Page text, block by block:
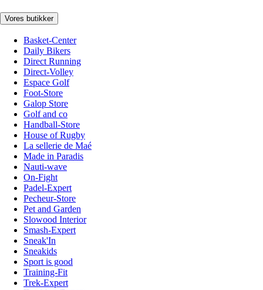
Vores butikker
Basket-Center
Daily Bikers
Direct Running
Direct-Volley
Espace Golf
Foot-Store
Galop Store
Golf and co
Handball-Store
House of Rugby
La sellerie de Maé
Made in Paradis
Nauti-wave
On-Fight
Padel-Expert
Pecheur-Store
Pet and Garden
Slowood Interior
Smash-Expert
Sneak'In
Sneakids
Sport is good
Training-Fit
Trek-Expert